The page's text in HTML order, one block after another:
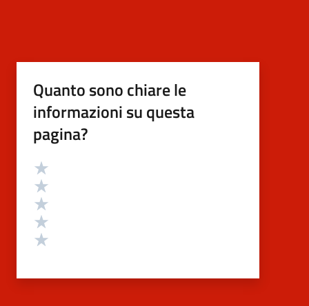
Quanto sono chiare le
informazioni su questa
pagina?
Valutazione